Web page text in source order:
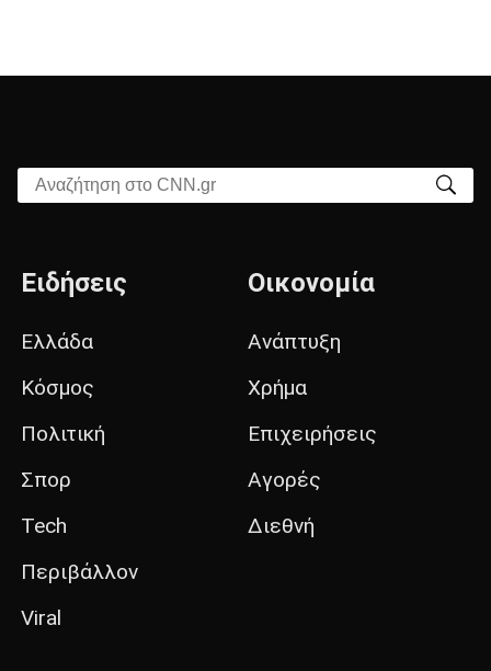
Αναζήτηση στο CNN.gr
Ειδήσεις
Ελλάδα
Κόσμος
Πολιτική
Σπορ
Tech
Περιβάλλον
Viral
Οικονομία
Ανάπτυξη
Χρήμα
Επιχειρήσεις
Αγορές
Διεθνή